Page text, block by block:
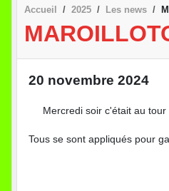
Accueil 2025 Les news
20 novembre 2024
Mercredi soir c'était au tour
Tous se sont appliqués pour